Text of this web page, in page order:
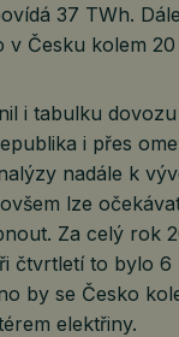
37 TWh.
v Česku kolem
i tabulku
i přes
nadále k
lze
Za celý rok
čtvrtletí to bylo 6
by se Česko
elektřiny.